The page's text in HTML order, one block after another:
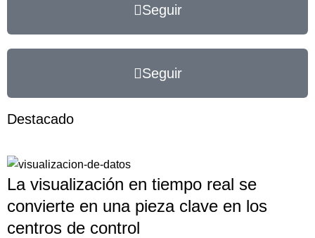
Seguir
Seguir
Destacado
La visualización en tiempo real se
convierte en una pieza clave en los
centros de control